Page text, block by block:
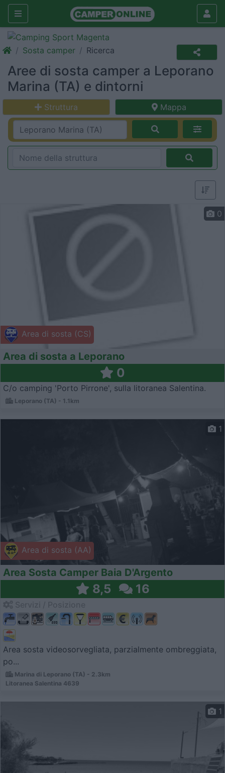
Sosta camper Ricerca
Aree di sosta camper a Leporano
Marina (TA) e dintorni
Struttura Mappa
Area di sosta (CS)
0
Area di sosta a Leporano
0
C/o camping 'Porto Pirrone', sulla litoranea Salentina.
Leporano (TA) - 1.1km
Area di sosta (AA)
1
Area Sosta Camper Baia D'Argento
8,5 16
Area sosta videosorvegliata, parzialmente ombreggiata,
po...
Marina di Leporano (TA) - 2.3km
Litoranea Salentina 4639
1